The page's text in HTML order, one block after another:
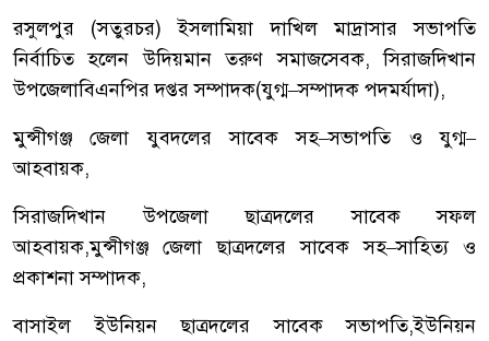
রসুলপুর (সতুরচর)ইসলামিয়া দাখিল মাদ্রাসার
সভাপতি
নির্বাচিত হলেন উদিয়মান তরুণ সমাজসেবক,সিরাজদিখান
উপজেলাবিএনপির দপ্তর সম্পাদক(যুগ্ম–সম্পাদক পদমর্যাদা),
মুন্সীগঞ্জ
জেলা যুবদলের সাবেক সহ–সভাপতি ও যুগ্ম–
আহবায়ক,
সিরাজদিখান
উপজেলা ছাত্রদলের সাবেক
সফল
আহবায়ক,মুন্সীগঞ্জ জেলা ছাত্রদলের সাবেক সহ–সাহিত্য ও
প্রকাশনা সম্পাদক,
বাসাইল
ইউনিয়ন ছাত্রদলের সাবেক সভাপতি,ইউনিয়ন